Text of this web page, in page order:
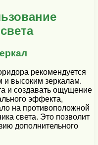
рекомендуется
и высоким зеркалам.
и создавать ощущение
эффекта,
на противоположной
света. Это позволит
дополнительного